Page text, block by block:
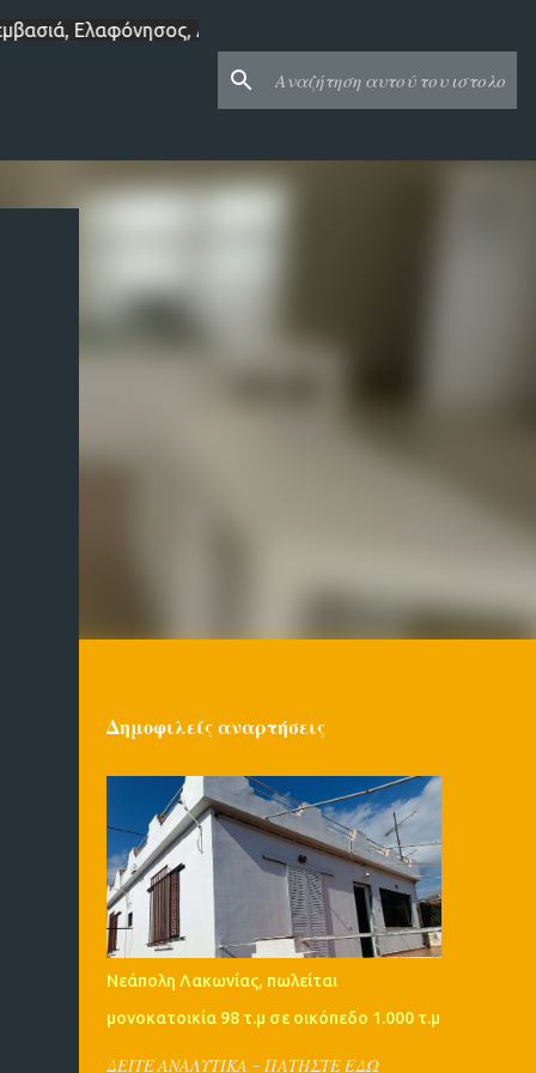
Βαθύ, Αρεόπολη, Γερολιμένας,
Δημοφιλείς αναρτήσεις
Νεάπολη Λακωνίας, πωλείται
μονοκατοικία 98 τ.μ σε οικόπεδο 1.000 τ.μ
ΔΕΙΤΕ ΑΝΑΛΥΤΙΚΑ - ΠΑΤΗΣΤΕ ΕΔΩ